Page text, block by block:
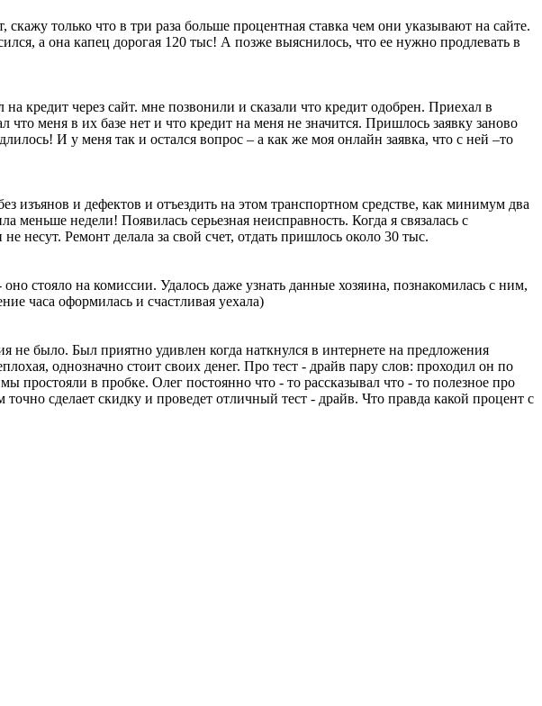
только что в три раза больше процентная ставка чем они указывают на сайте.
а она капец дорогая 120 тыс! А позже выяснилось, что ее нужно продлевать в
кредит через сайт. мне позвонили и сказали что кредит одобрен. Приехал в
меня в их базе нет и что кредит на меня не значится. Пришлось заявку заново
И у меня так и остался вопрос – а как же моя онлайн заявка, что с ней –то
изъянов и дефектов и отъездить на этом транспортном средстве, как минимум два
недели! Появилась серьезная неисправность. Когда я связалась с
несут. Ремонт делала за свой счет, отдать пришлось около 30 тыс.
стояло на комиссии. Удалось даже узнать данные хозяина, познакомилась с ним,
часа оформилась и счастливая уехала)
было. Был приятно удивлен когда наткнулся в интернете на предложения
однозначно стоит своих денег. Про тест - драйв пару слов: проходил он по
простояли в пробке. Олег постоянно что - то рассказывал что - то полезное про
сделает скидку и проведет отличный тест - драйв. Что правда какой процент с